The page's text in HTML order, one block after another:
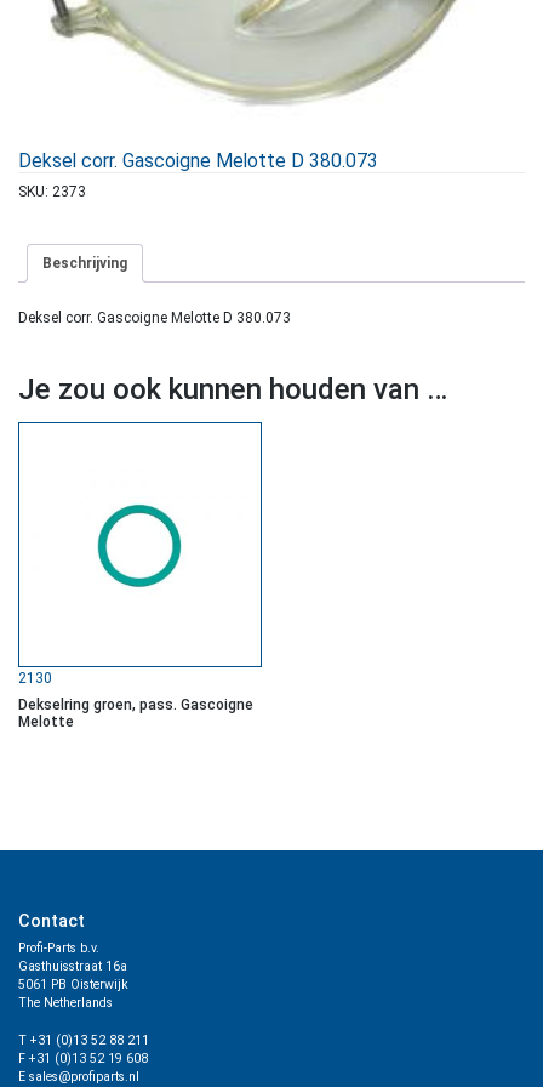
Deksel corr. Gascoigne Melotte D 380.073
SKU: 2373
Beschrijving
Deksel corr. Gascoigne Melotte D 380.073
Je zou ook kunnen houden van …
2130
Dekselring groen, pass. Gascoigne
Melotte
Contact
Profi-Parts b.v.
Gasthuisstraat 16a
5061 PB Oisterwijk
The Netherlands
T +31 (0)13 52 88 211
F +31 (0)13 52 19 608
E sales@profiparts.nl